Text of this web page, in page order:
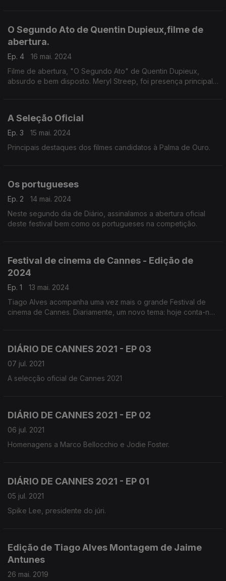
O Segundo Ato de Quentin Dupieux,filme de
abertura.
Ep. 4
16 mai. 2024
Filme de abertura, "O Segundo Ato" de Quentin Dupieux,
absurdo e bem disposto. Meryl Streep, foi presença principal
A Seleção Oficial
Ep. 3
15 mai. 2024
Principais destaques dos filmes candidatos à Palma de Ouro.
Os portugueses
Ep. 2
14 mai. 2024
Neste segundo dia de Diário, assinalamos a abertura oficial
deste festival bem como os portugueses na competição.
Festival de cinema de Cannes - Edição de
2024
Ep. 1
13 mai. 2024
Tiago Alves acompanha uma vez mais o grande Festival de
cinema de Cannes. Diariamente, um novo tema: hoje conta-nos
DIÁRIO DE CANNES 2021 - EP 03
07 jul. 2021
A selecção oficial de Cannes 2021
DIÁRIO DE CANNES 2021 - EP 02
06 jul. 2021
Homenagens a Marco Bellocchio e Jodie Foster.
DIÁRIO DE CANNES 2021 - EP 01
05 jul. 2021
Spike Lee, presidente do júri.
Edição de Tiago Alves Montagem de Jaime
Antunes
26 mai. 2019